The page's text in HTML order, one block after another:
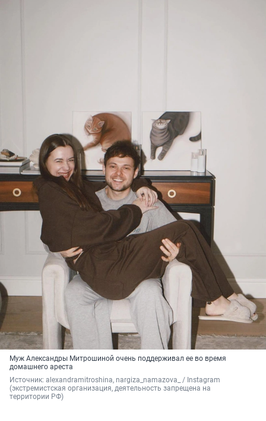
Муж Александры Митрошиной очень поддерживал ее во время
домашнего ареста
Источник: alexandramitroshina, nargiza_namazova_ / Instagram
(экстремистская организация, деятельность запрещена на
территории РФ)